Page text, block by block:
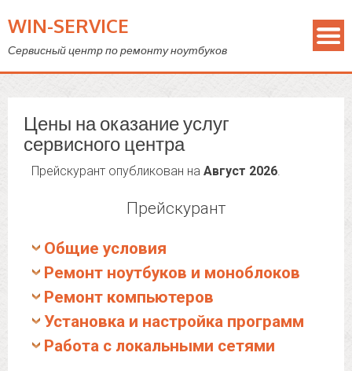
WIN-SERVICE
Сервисный центр по ремонту ноутбуков
Цены на оказание услуг
сервисного центра
Прейскурант опубликован на Август 2026.
Прейскурант
Общие условия
Ремонт ноутбуков и моноблоков
Ремонт компьютеров
Установка и настройка программ
Работа с локальными сетями